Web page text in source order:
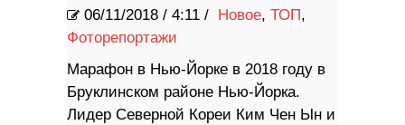
06/11/2018 / 4:11 / Новое, ТОП,
Фоторепортажи
Марафон в Нью-Йорке в 2018 году в
Бруклинском районе Нью-Йорка.
Лидер Северной Кореи Ким Чен Ын и